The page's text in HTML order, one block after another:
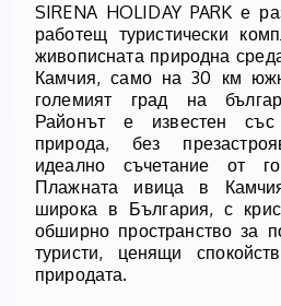
SIRENA HOLIDAY PARK е
работещ туристически
живописната природна
Камчия, само на 30 км
големият град на
Районът е известен със
природа, без
идеално съчетание от
Плажната ивица в
широка в България, с
обширно пространство за
туристи, ценящи
природата.